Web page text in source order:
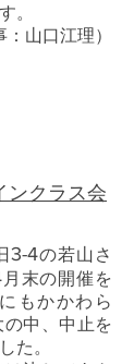
。
：山口江理）
ンクラス会
3-4の若山さ
月末の開催を
もかかわら
中、中止を
た。